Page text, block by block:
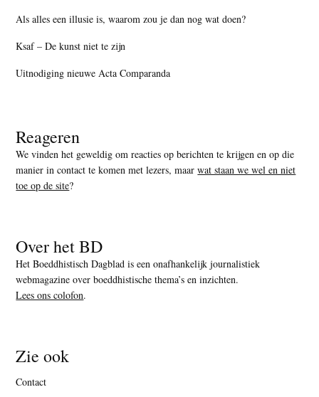
Als alles een illusie is, waarom zou je dan nog wat doen?
Ksaf – De kunst niet te zijn
Uitnodiging nieuwe Acta Comparanda
Reageren
We vinden het geweldig om reacties op berichten te krijgen en op die
manier in contact te komen met lezers, maarwat staan we wel en niet
toe op de site?
Over het BD
Het Boeddhistisch Dagblad is een onafhankelijk journalistiek
webmagazine over boeddhistische thema’s en inzichten.
Lees ons colofon.
Zie ook
Contact